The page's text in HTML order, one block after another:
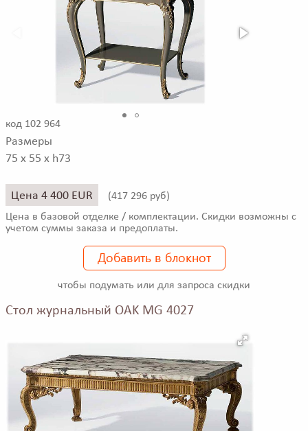
код 102 964
Размеры
75 x 55 x h73
Цена 4 400 EUR (417 296 руб)
Цена в базовой отделке / комплектации. Скидки возможны с
учетом суммы заказа и предоплаты.
Добавить в блокнот
чтобы подумать или для запроса скидки
Стол журнальный OAK MG 4027